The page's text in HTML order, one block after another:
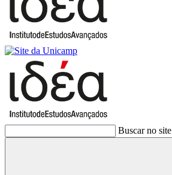
Buscar no site